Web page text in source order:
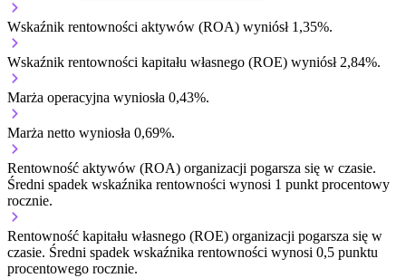
Wskaźnik rentowności aktywów (ROA) wyniósł 1,35%.
Wskaźnik rentowności kapitału własnego (ROE) wyniósł 2,84%.
Marża operacyjna wyniosła 0,43%.
Marża netto wyniosła 0,69%.
Rentowność aktywów (ROA) organizacji pogarsza się w czasie.
Średni spadek wskaźnika rentowności wynosi 1 punkt procentowy
rocznie.
Rentowność kapitału własnego (ROE) organizacji pogarsza się w
czasie. Średni spadek wskaźnika rentowności wynosi 0,5 punktu
procentowego rocznie.